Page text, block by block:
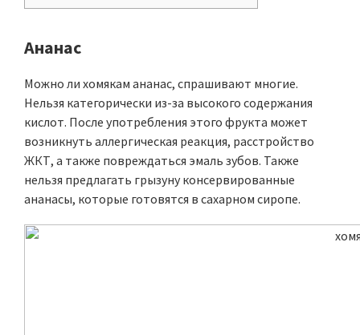
Ананас
Можно ли хомякам ананас, спрашивают многие.
Нельзя категорически из-за высокого содержания
кислот. После употребления этого фрукта может
возникнуть аллергическая реакция, расстройство
ЖКТ, а также повреждаться эмаль зубов. Также
нельзя предлагать грызуну консервированные
ананасы, которые готовятся в сахарном сиропе.